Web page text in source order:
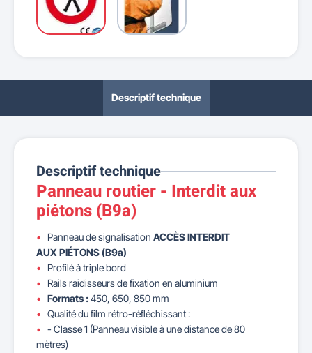
Descriptif technique
Descriptif technique
Panneau routier - Interdit aux
piétons (B9a)
Panneau de signalisation ACCÈS INTERDIT
AUX PIÉTONS (B9a)
Profilé à triple bord
Rails raidisseurs de fixation en aluminium
Formats :450, 650, 850 mm
Qualité du film rétro-réfléchissant :
- Classe 1 (Panneau visible à une distance de 80
mètres)